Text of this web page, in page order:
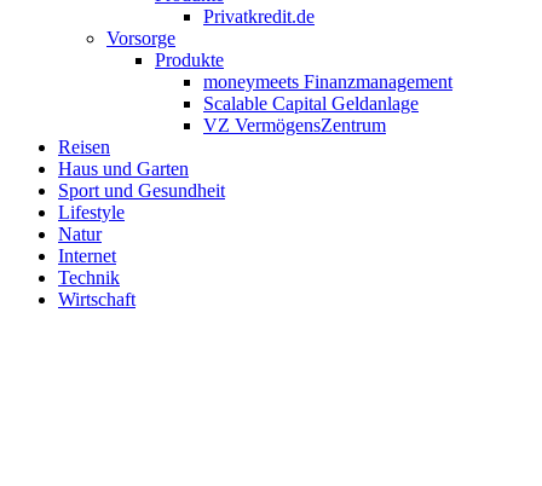
Privatkredit.de
Vorsorge
Produkte
moneymeets Finanzmanagement
Scalable Capital Geldanlage
VZ VermögensZentrum
Reisen
Haus und Garten
Sport und Gesundheit
Lifestyle
Natur
Internet
Technik
Wirtschaft